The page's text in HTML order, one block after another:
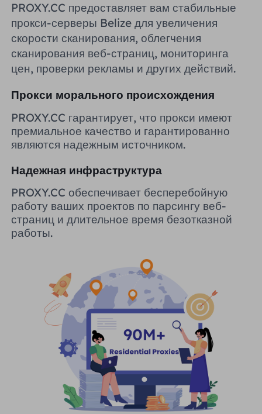
Бразилия
Россия
हिंदी
Português
PROXY.CC предоставляет вам стабильные
прокси-серверы Belize для увеличения
скорости сканирования, облегчения
сканирования веб-страниц, мониторинга
цен, проверки рекламы и других действий.
Прокси морального происхождения
PROXY.CC гарантирует, что прокси имеют
премиальное качество и гарантированно
являются надежным источником.
Надежная инфраструктура
PROXY.CC обеспечивает бесперебойную
работу ваших проектов по парсингу веб-
страниц и длительное время безотказной
работы.